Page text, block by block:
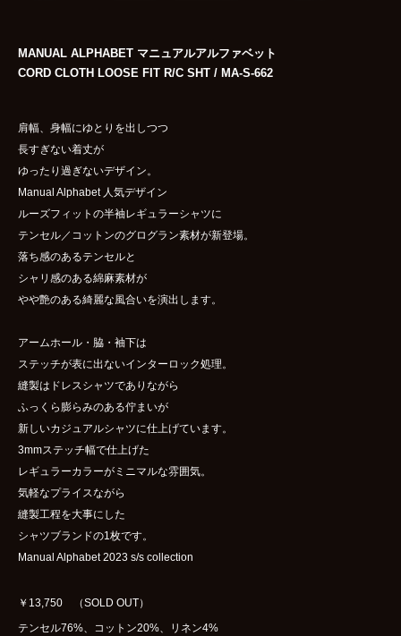
MANUAL ALPHABET マニュアルアルファベット
CORD CLOTH LOOSE FIT R/C SHT / MA-S-662
肩幅、身幅にゆとりを出しつつ
長すぎない着丈が
ゆったり過ぎないデザイン。
Manual Alphabet 人気デザイン
ルーズフィットの半袖レギュラーシャツに
テンセル／コットンのグログラン素材が新登場。
落ち感のあるテンセルと
シャリ感のある綿麻素材が
やや艶のある綺麗な風合いを演出します。
アームホール・脇・袖下は
ステッチが表に出ないインターロック処理。
縫製はドレスシャツでありながら
ふっくら膨らみのある佇まいが
新しいカジュアルシャツに仕上げています。
3mmステッチ幅で仕上げた
レギュラーカラーがミニマルな雰囲気。
気軽なプライスながら
縫製工程を大事にした
シャツブランドの1枚です。
Manual Alphabet 2023 s/s collection
￥13,750 （SOLD OUT）
テンセル76%、コットン20%、リネン4%